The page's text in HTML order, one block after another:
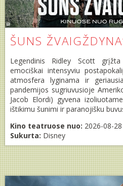
ŠUNS
Legendinis Ridley Scott
emociškai intensyviu
atmosfera lyginama ir
pandemijos sugriuvusioje
Jacob Elordi) gyvena
ištikimu šunimi ir paranojišku
Kino teatruose nuo: 2026-08-28
Sukurta: Disney